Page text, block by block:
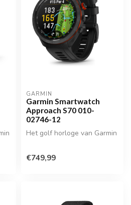
GARMIN
Garmin Smartwatch
Approach S70 010-
02746-12
Het golf horloge van Garmin
€749,99